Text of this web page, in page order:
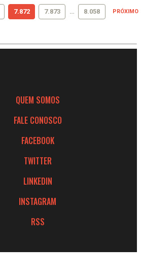
7.872 7.873 … 8.058 PRÓXIMO
QUEM SOMOS
FALE CONOSCO
FACEBOOK
TWITTER
LINKEDIN
INSTAGRAM
RSS